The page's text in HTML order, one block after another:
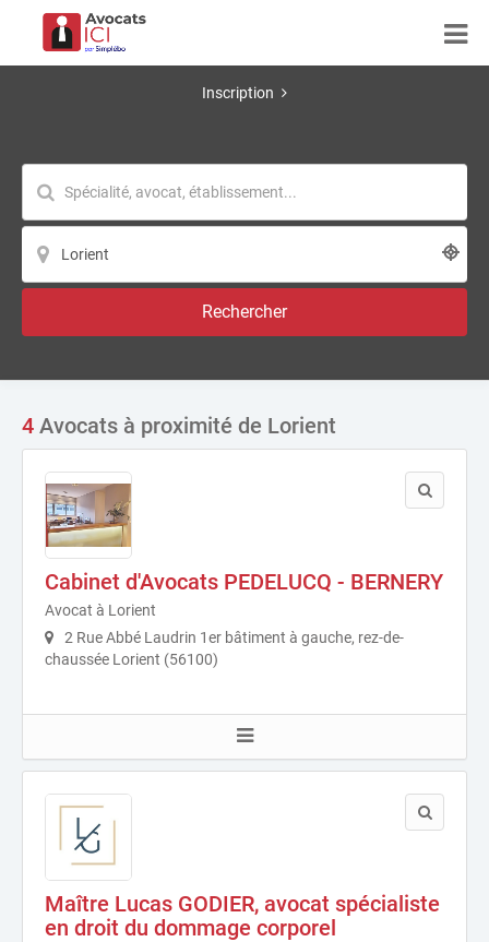
Inscription
Rechercher
4 Avocats à proximité de Lorient
Cabinet d'Avocats PEDELUCQ - BERNERY
Avocat à Lorient
2 Rue Abbé Laudrin 1er bâtiment à gauche, rez-de-
chaussée Lorient (56100)
Maître Lucas GODIER, avocat spécialiste
en droit du dommage corporel